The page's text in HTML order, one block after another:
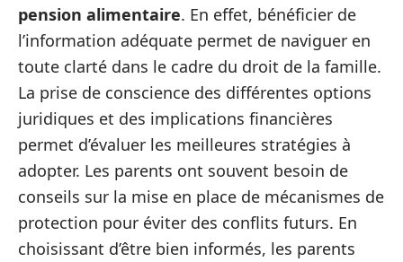
pension alimentaire. En effet, bénéficier de
l’information adéquate permet de naviguer en
toute clarté dans le cadre du droit de la famille.
La prise de conscience des différentes options
juridiques et des implications financières
permet d’évaluer les meilleures stratégies à
adopter. Les parents ont souvent besoin de
conseils sur la mise en place de mécanismes de
protection pour éviter des conflits futurs. En
choisissant d’être bien informés, les parents